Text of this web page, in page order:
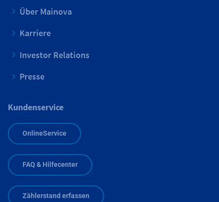
Über Mainova
Karriere
Investor Relations
Presse
Kundenservice
OnlineService
FAQ & Hilfecenter
Zählerstand erfassen